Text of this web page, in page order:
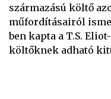
származású költő
műfordításairól
ben kapta a T.S.
költőknek adható